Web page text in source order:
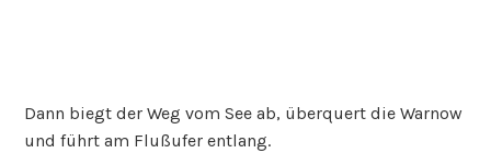
Dann biegt der Weg vom See ab, überquert die Warnow
und führt am Flußufer entlang.